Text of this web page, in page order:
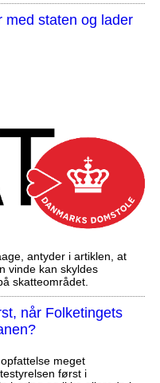
med staten og lader
antyder i artiklen, at
vinde kan skyldes
skatteområdet.
når Folketingets
meget
først i